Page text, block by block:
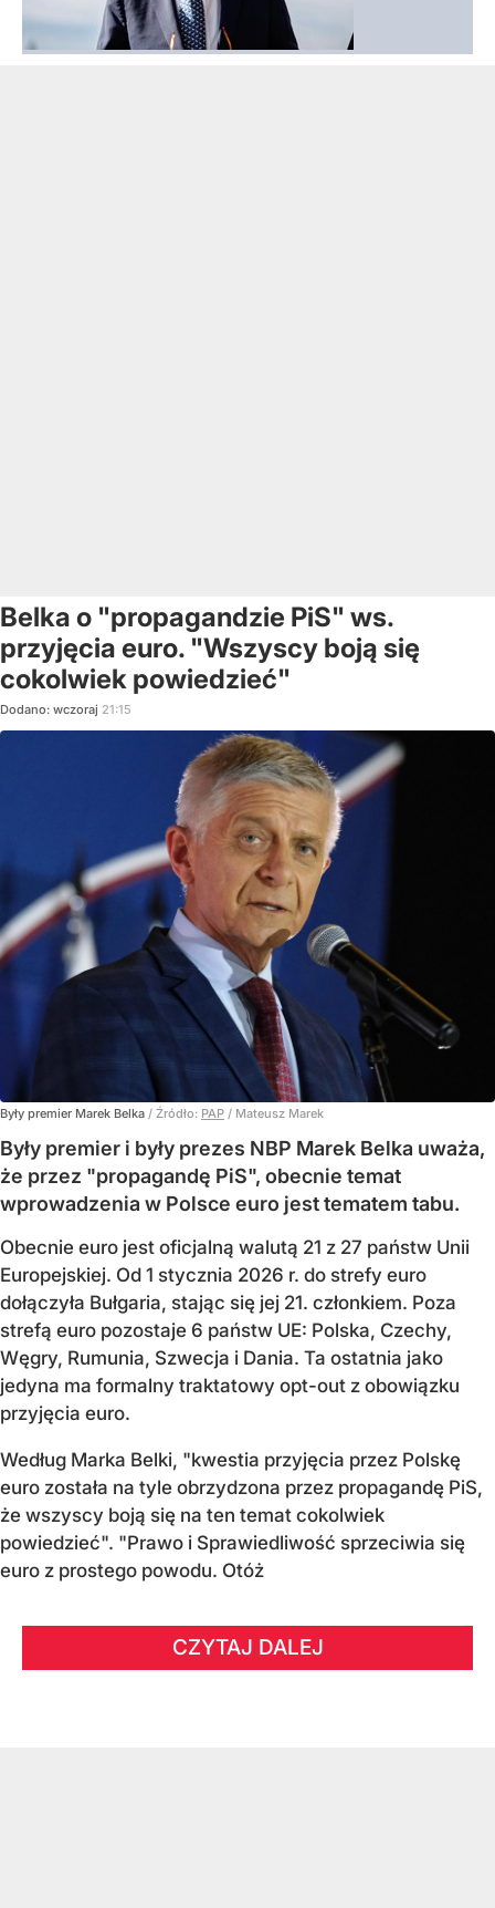
Belka o "propagandzie PiS" ws.
przyjęcia euro. "Wszyscy boją się
cokolwiek powiedzieć"
Dodano: wczoraj 21:15
Były premier Marek Belka / Źródło: PAP / Mateusz Marek
Były premier i były prezes NBP Marek Belka uważa,
że przez "propagandę PiS", obecnie temat
wprowadzenia w Polsce euro jest tematem tabu.
Obecnie euro jest oficjalną walutą 21 z 27 państw Unii
Europejskiej. Od 1 stycznia 2026 r. do strefy euro
dołączyła Bułgaria, stając się jej 21. członkiem. Poza
strefą euro pozostaje 6 państw UE: Polska, Czechy,
Węgry, Rumunia, Szwecja i Dania. Ta ostatnia jako
jedyna ma formalny traktatowy opt-out z obowiązku
przyjęcia euro.
Według Marka Belki, "kwestia przyjęcia przez Polskę
euro została na tyle obrzydzona przez propagandę PiS,
że wszyscy boją się na ten temat cokolwiek
powiedzieć". "Prawo i Sprawiedliwość sprzeciwia się
euro z prostego powodu. Otóż
CZYTAJ DALEJ